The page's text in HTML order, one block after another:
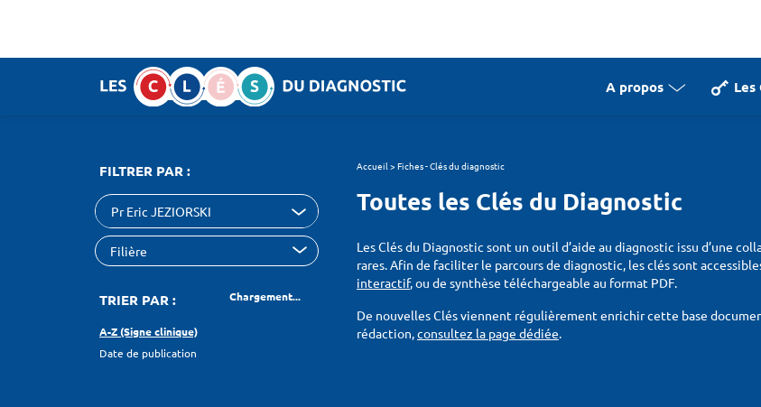
A propos Les
FILTRER PAR :
Pr Eric JEZIORSKI
TRIER PAR : Chargement...
A-Z (Signe clinique)
Date de publication
Accueil>Fiches - Clés du diagnostic
Toutes les Clés du Diagnostic
Les Clés du Diagnostic sont un outil d’aide au diagnostic issu d’une
rares. Afin de faciliter le parcours de diagnostic, les clés sont
interactif, ou de synthèse téléchargeable au format PDF.
De nouvelles Clés viennent régulièrement enrichir cette base
rédaction,consultez la page dédiée.